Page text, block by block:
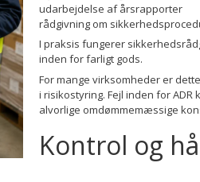
udarbejdelse af årsrapporter
rådgivning om
I praksis fungerer
inden for farligt gods.
For mange virksomheder er
i risikostyring. Fejl inden for
alvorlige omdømmemæssige
Kontrol og